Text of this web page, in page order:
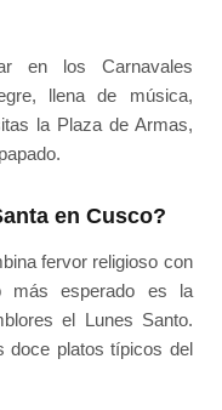
en los Carnavales
llena de música,
la Plaza de Armas,
en Cusco?
fervor religioso con
más esperado es la
el Lunes Santo.
doce platos típicos del